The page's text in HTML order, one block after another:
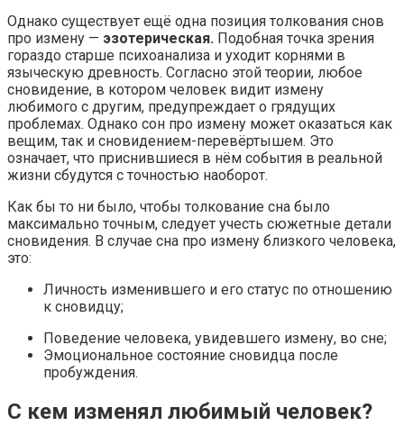
Однако существует ещё одна позиция толкования снов
про измену — эзотерическая. Подобная точка зрения
гораздо старше психоанализа и уходит корнями в
языческую древность. Согласно этой теории, любое
сновидение, в котором человек видит измену
любимого с другим, предупреждает о грядущих
проблемах. Однако сон про измену может оказаться как
вещим, так и сновидением-перевёртышем. Это
означает, что приснившиеся в нём события в реальной
жизни сбудутся с точностью наоборот.
Как бы то ни было, чтобы толкование сна было
максимально точным, следует учесть сюжетные детали
сновидения. В случае сна про измену близкого человека,
это:
Личность изменившего и его статус по отношению
к сновидцу;
Поведение человека, увидевшего измену, во сне;
Эмоциональное состояние сновидца после
пробуждения.
С кем изменял любимый человек?